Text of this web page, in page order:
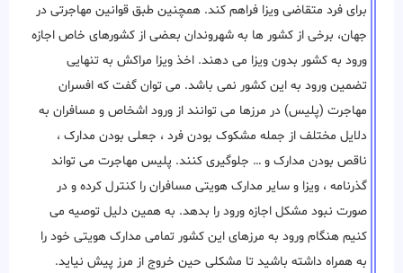
برای فرد متقاضی ویزا فراهم کند. همچنین طبق قوانین مهاجرتی در
جهان، برخی از کشور ها به شهروندان بعضی از کشورهای خاص اجازه
ورود به کشور بدون ویزا می دهند. اخذ ویزا مراکش به تنهایی
تضمین ورود به این کشور نمی باشد. می توان گفت که افسران
مهاجرت (پلیس) در مرزها می ‌توانند از ورود اشخاص و مسافران به
دلایل مختلف از جمله مشکوک بودن فرد ، جعلی بودن مدارک ،
ناقص بودن مدارک و … جلوگیری ‌کنند. پلیس مهاجرت می تواند
گذرنامه ، ویزا و سایر مدارک هویتی مسافران را کنترل کرده و در
صورت نبود مشکل اجازه ورود را بدهد. به همین دلیل توصیه می
کنیم هنگام ورود به مرزهای این کشور تمامی مدارک هویتی خود را
به همراه داشته باشید تا مشکلی حین خروج از مرز پیش نیاید.